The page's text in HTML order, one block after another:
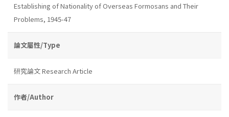
Establishing of Nationality of Overseas Formosans and Their
Problems, 1945-47
論文屬性/Type
研究論文 Research Article
作者/Author